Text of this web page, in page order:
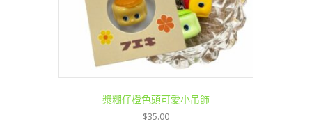
漿糊仔橙色頭可愛小吊飾
$35.00